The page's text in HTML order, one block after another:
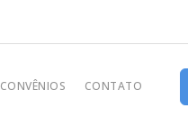
CONVÊNIOS CONTATO